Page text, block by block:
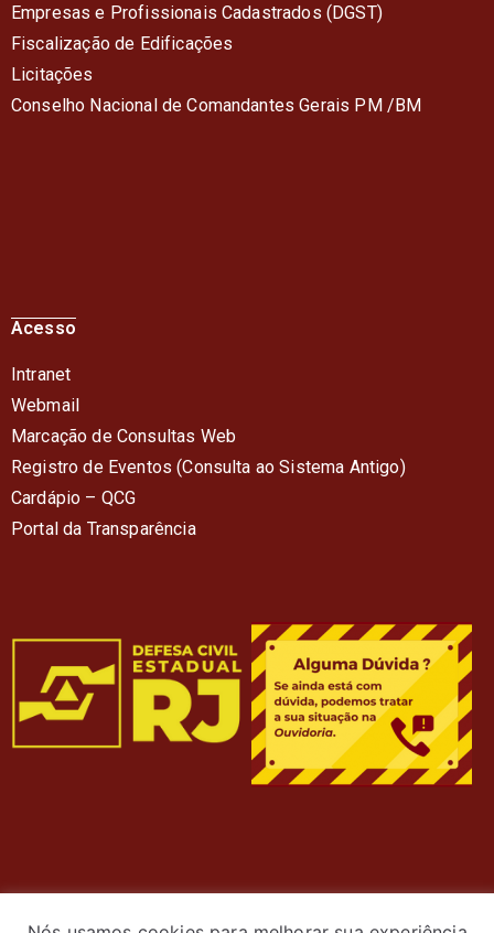
Empresas e Profissionais Cadastrados (DGST)
Fiscalização de Edificações
Licitações
Conselho Nacional de Comandantes Gerais PM /BM
Acesso
Intranet
Webmail
Marcação de Consultas Web
Registro de Eventos (Consulta ao Sistema Antigo)
Cardápio – QCG
Portal da Transparência